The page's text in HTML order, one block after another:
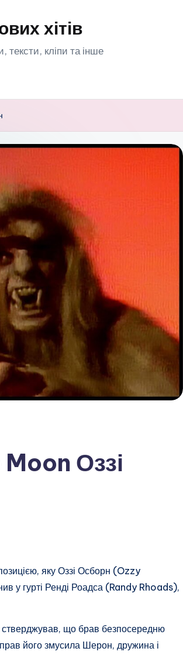
хітів
тексти, кліпи та інше
Moon Оззі
яку Оззі Осборн (Ozzy
у гурті Ренді Роадса (Randy Rhoads),
стверджував, що брав безпосередню
його змусила Шерон, дружина і